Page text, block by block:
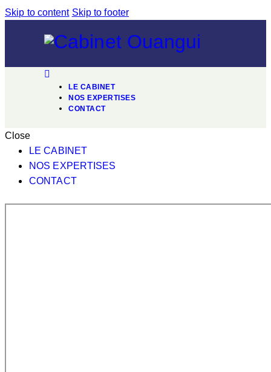
Skip to content Skip to footer
LE CABINET
NOS EXPERTISES
CONTACT
Close
LE CABINET
NOS EXPERTISES
CONTACT